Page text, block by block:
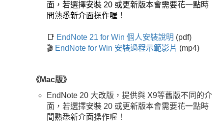
面，若選擇安裝 20 或更新版本會需要花一點時
間熟悉新介面操作喔！
📑 EndNote 21 for Win 個人安裝說明 (pdf)
🎬 EndNote for Win 安裝過程示範影片 (mp4)
《Mac版》
EndNote 20 大改版，提供與 X9等舊版不同的介
面，若選擇安裝 20 或更新版本會需要花一點時
間熟悉新介面操作喔！